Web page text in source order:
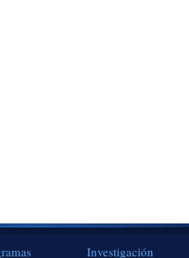
Investigación